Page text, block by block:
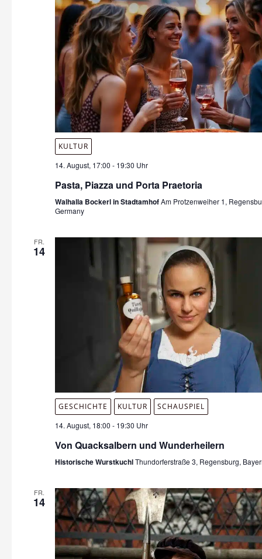
KULTUR
14. August, 17:00 - 19:30 Uhr
Pasta, Piazza und Porta Praetoria
Walhalla Bockerl in StadtamhofAm Protzenweiher 1,
Germany
FR.
14
GESCHICHTE KULTUR
SCHAUSPIEL
14. August, 18:00 - 19:30 Uhr
Von Quacksalbern und Wunderheilern
Historische WurstkuchlThundorferstraße 3, Regensburg,
FR.
14